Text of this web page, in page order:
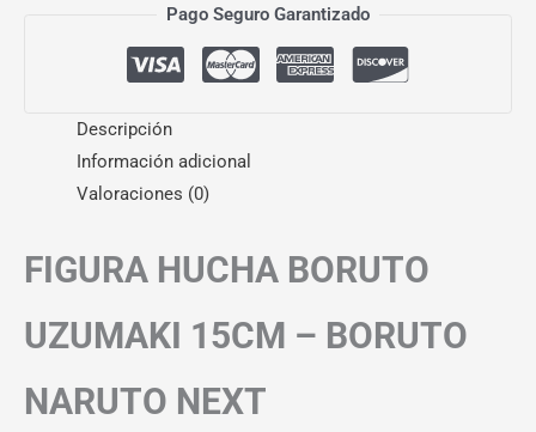
Pago Seguro Garantizado
Descripción
Información adicional
Valoraciones (0)
FIGURA HUCHA BORUTO
UZUMAKI 15CM – BORUTO
NARUTO NEXT